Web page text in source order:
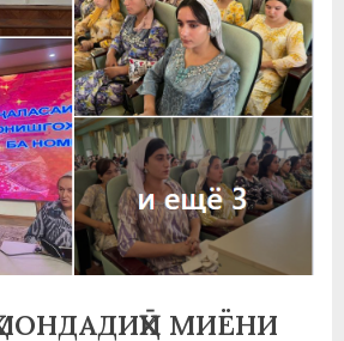
а
н
о
м
и
Н
МИЁНИ